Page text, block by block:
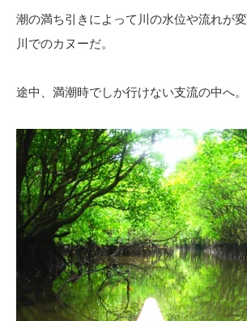
潮の満ち引きによって川の水位や流れが
川でのカヌーだ。
途中、満潮時でしか行けない支流の中へ。